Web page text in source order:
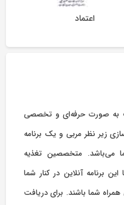
اعتماد
به صورت حرفه‌ای و تخصصی
زیر نظر مربی و یک برنامه
می‌باشد. متخصصین تغذیه
برنامه آنلاین در کنار شما
شما باشند. برای دریافت